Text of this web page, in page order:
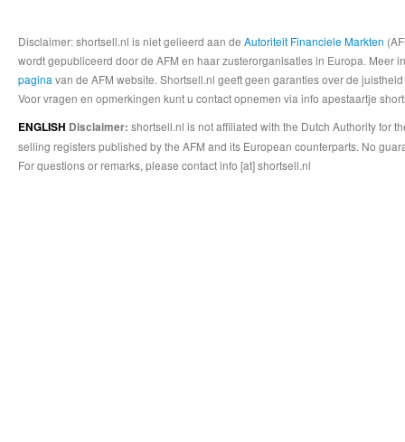
Disclaimer: shortsell.nl is niet gelieerd aan de Autoriteit Financiele Markten
wordt gepubliceerd door de AFM en haar zusterorganisaties in Europa.
pagina van de AFM website. Shortsell.nl geeft geen garanties over de
Voor vragen en opmerkingen kunt u contact opnemen via info apestaartje
ENGLISH Disclaimer: shortsell.nl is not affiliated with the Dutch Authority for
selling registers published by the AFM and its European counterparts. No
For questions or remarks, please contact info [at] shortsell.nl